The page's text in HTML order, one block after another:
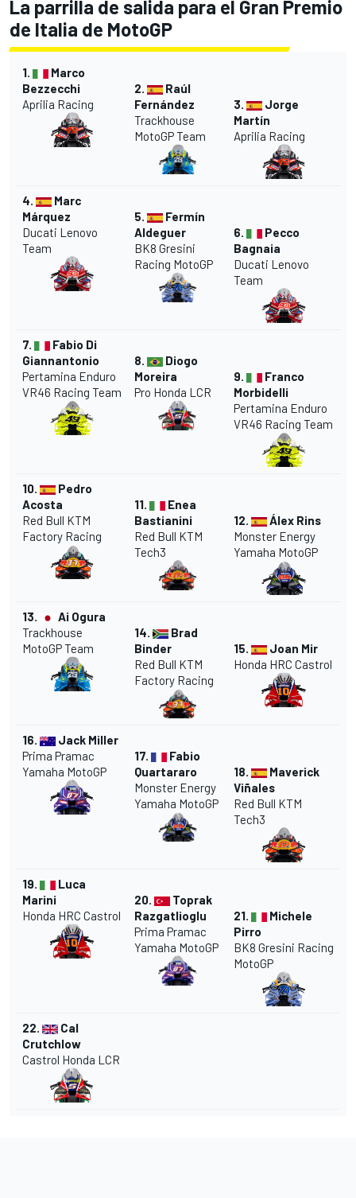
La parrilla de salida para el Gran Premio
de Italia de MotoGP
1.
Marco
Bezzecchi
Aprilia Racing
2.
Raúl
Fernández
Trackhouse
MotoGP Team
3.
Jorge
Martín
Aprilia Racing
4.
Marc
Márquez
Ducati Lenovo
Team
5.
Fermín
Aldeguer
BK8 Gresini
Racing MotoGP
6.
Pecco
Bagnaia
Ducati Lenovo
Team
7.
Fabio Di
Giannantonio
Pertamina Enduro
VR46 Racing Team
8.
Diogo
Moreira
Pro Honda LCR
9.
Franco
Morbidelli
Pertamina Enduro
VR46 Racing Team
10.
Pedro
Acosta
Red Bull KTM
Factory Racing
11.
Enea
Bastianini
Red Bull KTM
Tech3
12.
Álex Rins
Monster Energy
Yamaha MotoGP
13.
Ai Ogura
Trackhouse
MotoGP Team
14.
Brad
Binder
Red Bull KTM
Factory Racing
15.
Joan Mir
Honda HRC Castrol
16.
Jack Miller
Prima Pramac
Yamaha MotoGP
17.
Fabio
Quartararo
Monster Energy
Yamaha MotoGP
18.
Maverick
Viñales
Red Bull KTM
Tech3
19.
Luca
Marini
Honda HRC Castrol
20.
Toprak
Razgatlioglu
Prima Pramac
Yamaha MotoGP
21.
Michele
Pirro
BK8 Gresini Racing
MotoGP
22.
Cal
Crutchlow
Castrol Honda LCR